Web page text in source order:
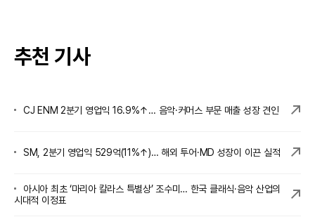
추천 기사
CJ ENM 2분기 영업익 16.9%↑… 음악·커머스 부문 매출 성장 견인
SM, 2분기 영업익 529억(11%↑)… 해외 투어·MD 성장이 이끈 실적
아시아 최초 ‘마리아 칼라스 특별상’ 조수미… 한국 클래식·음악 산업의
시대적 이정표